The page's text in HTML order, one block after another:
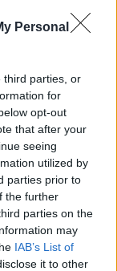
Personal
third parties, or
for
opt-out
that after your
seeing
utilized by
parties prior to
the further
parties on the
may
IAB’s List of
it to other
Zaynukov